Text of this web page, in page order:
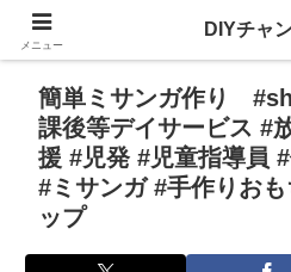
簡単ミサンガ作り
課後等デイサービス #
援 #児発 #児童指導員
#ミサンガ #手作りお
ップ
メニュー
DIYチャ